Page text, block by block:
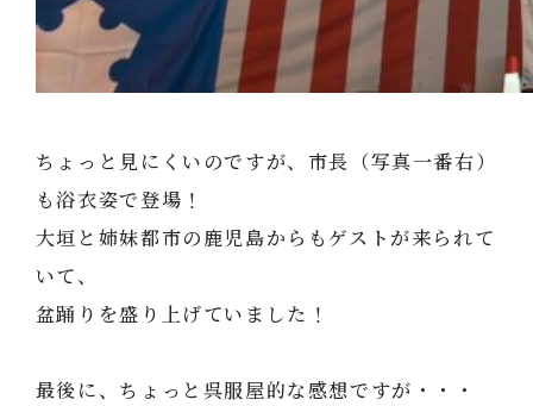
ちょっと見にくいのですが、市長（写真一番右）
も浴衣姿で登場！
大垣と姉妹都市の鹿児島からもゲストが来られて
いて、
盆踊りを盛り上げていました！
最後に、ちょっと呉服屋的な感想ですが・・・